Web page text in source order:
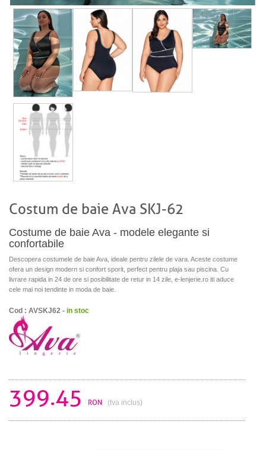
Costum de baie Ava SKJ-62
Costume de baie Ava - modele elegante si
confortabile
Descopera costumele de baie Ava, ideale pentru zilele de vara. Aceste costume
ofera un design modern si confort sporit, perfect pentru plaja sau piscina. Cu
livrare rapida in 24 de ore si posibilitate de retur in 14 zile, e-lenjerie.ro iti aduce
cele mai noi tendinte in moda de baie.
Cod : AVSKJ62 - in stoc
399.45 RON (tva inclus)